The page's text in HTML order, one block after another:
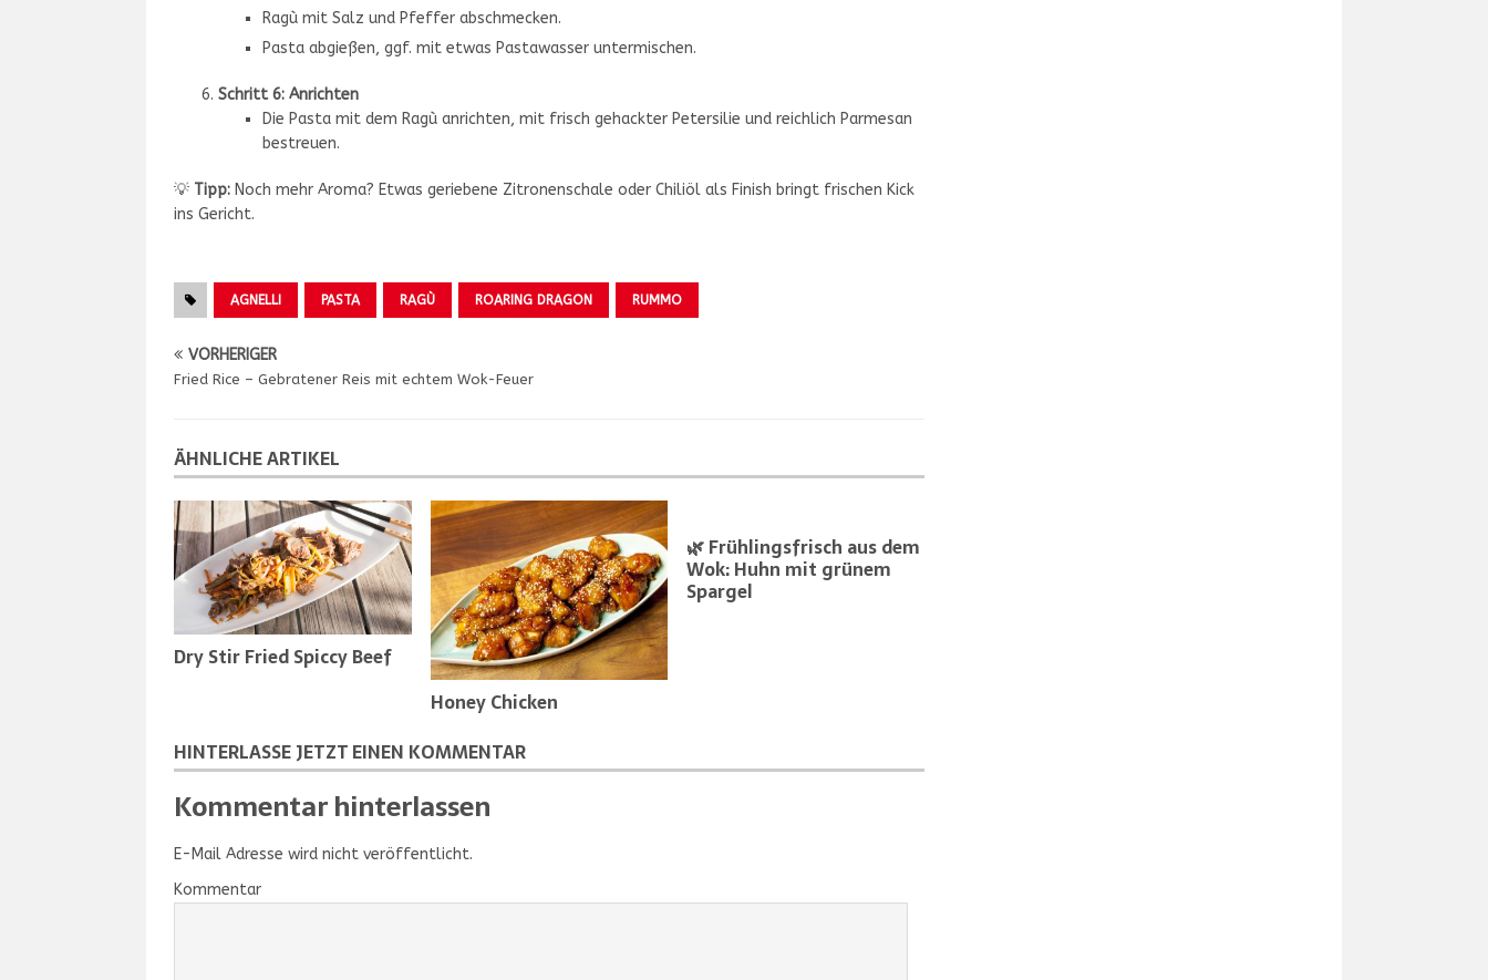
Ragù mit Salz und Pfeffer abschmecken.
Pasta abgießen, ggf. mit etwas Pastawasser untermischen.
Schritt 6: Anrichten
Die Pasta mit dem Ragù anrichten, mit frisch gehackter Petersilie und reichlich Parmesan
bestreuen.
💡 Tipp: Noch mehr Aroma? Etwas geriebene Zitronenschale oder Chiliöl als Finish bringt frischen Kick
ins Gericht.
AGNELLI PASTA RAGÙ ROARING DRAGON RUMMO
VORHERIGER
Fried Rice – Gebratener Reis mit echtem Wok-Feuer
ÄHNLICHE ARTIKEL
Dry Stir Fried Spiccy Beef
Honey Chicken
🌿 Frühlingsfrisch aus dem
Wok: Huhn mit grünem
Spargel
HINTERLASSE JETZT EINEN KOMMENTAR
Kommentar hinterlassen
E-Mail Adresse wird nicht veröffentlicht.
Kommentar